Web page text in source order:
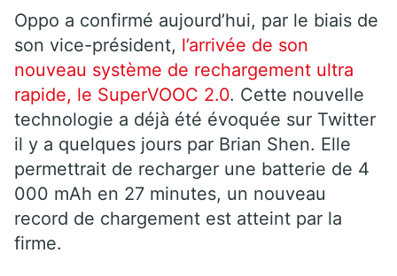
Oppo a confirmé aujourd’hui, par le biais de
son vice-président, l’arrivée de son
nouveau système de rechargement ultra
rapide, le SuperVOOC 2.0. Cette nouvelle
technologie a déjà été évoquée sur Twitter
il y a quelques jours par Brian Shen. Elle
permettrait de recharger une batterie de 4
000 mAh en 27 minutes, un nouveau
record de chargement est atteint par la
firme.